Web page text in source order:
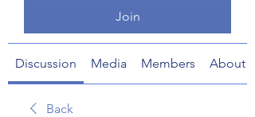
Join
Discussion Media Members About
Back